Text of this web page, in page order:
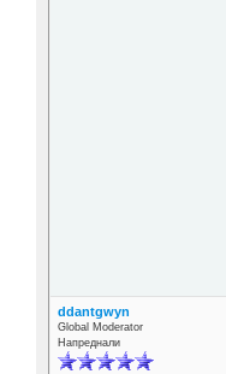
ddantgwyn
Global Moderator
Напреднали